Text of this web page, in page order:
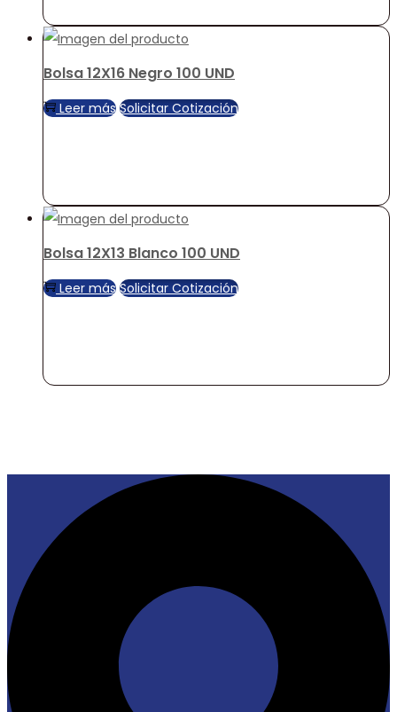
Bolsa 12X16 Negro 100 UND
Leer más Solicitar Cotización
Bolsa 12X13 Blanco 100 UND
Leer más Solicitar Cotización